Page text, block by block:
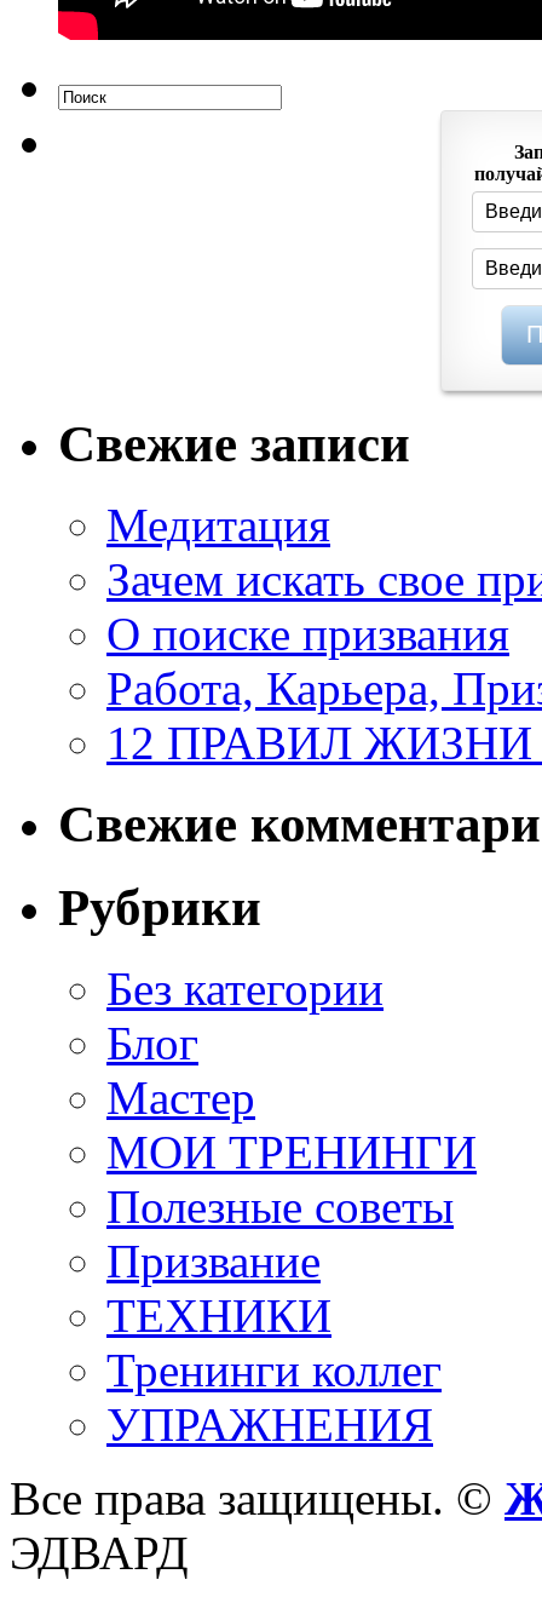
Свежие записи
Медитация
Зачем искать свое
О поиске призвания
Работа, Карьера,
12 ПРАВИЛ
Свежие
Рубрики
Без категории
Блог
Мастер
МОИ ТРЕНИНГИ
Полезные советы
Призвание
ТЕХНИКИ
Тренинги коллег
УПРАЖНЕНИЯ
Все права защищены. ©
ЭДВАРД